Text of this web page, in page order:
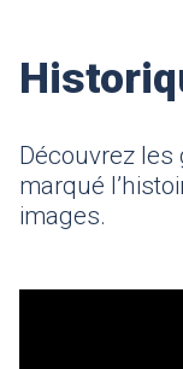
Découvrez
marqué
images.